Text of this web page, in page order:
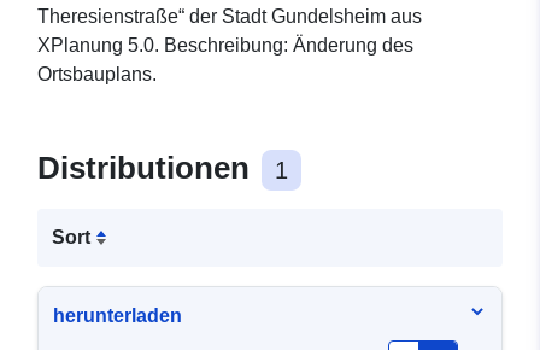
Theresienstraße“ der Stadt Gundelsheim aus
XPlanung 5.0. Beschreibung: Änderung des
Ortsbauplans.
Distributionen 1
Sort
herunterladen